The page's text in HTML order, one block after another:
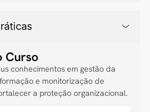
Curso
conhecimentos em gestão da
e monitorização de
a proteção organizacional.